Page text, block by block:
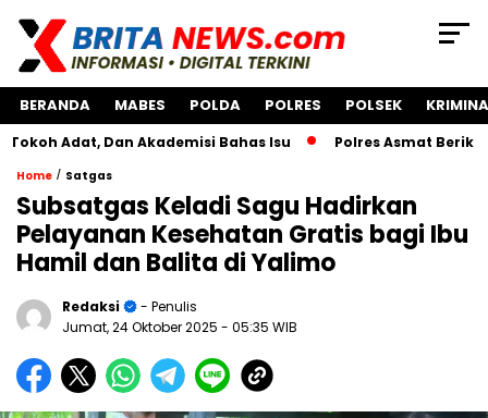
BERANDA MABES POLDA POLRES POLSEK
Dan Akademisi Bahas Isu Polres Asmat Berikan
Home / Satgas
Subsatgas Keladi Sagu Hadirkan
Pelayanan Kesehatan Gratis bagi Ibu
Hamil dan Balita di Yalimo
Redaksi
- Penulis
Jumat, 24 Oktober 2025 - 05:35 WIB